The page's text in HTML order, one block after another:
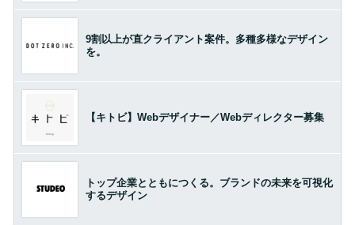
9割以上が直クライアント案件。多種多様なデザイン
を。
【キトビ】Webデザイナー／Webディレクター募集
トップ企業とともにつくる。ブランドの未来を可視化
するデザイン